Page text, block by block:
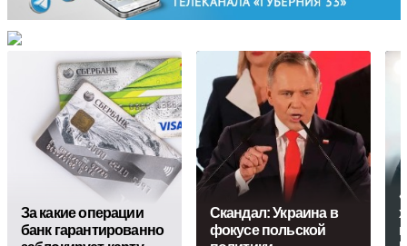
За кaкие операции
банк гарантированно
Скандал: Украина в
фокусе польской